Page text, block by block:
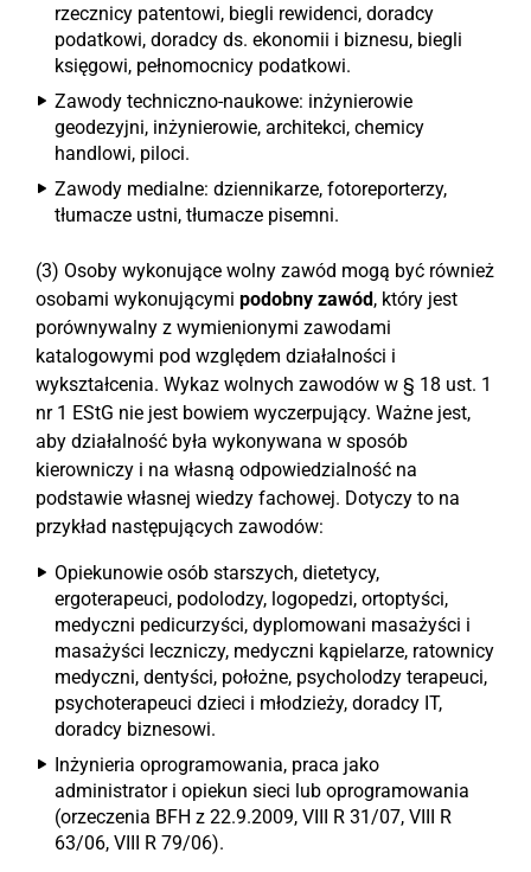
rzecznicy patentowi, biegli rewidenci, doradcy
podatkowi, doradcy ds. ekonomii i biznesu, biegli
księgowi, pełnomocnicy podatkowi.
Zawody techniczno-naukowe: inżynierowie
geodezyjni, inżynierowie, architekci, chemicy
handlowi, piloci.
Zawody medialne: dziennikarze, fotoreporterzy,
tłumacze ustni, tłumacze pisemni.
(3) Osoby wykonujące wolny zawód mogą być również
osobami wykonującymi podobny zawód, który jest
porównywalny z wymienionymi zawodami
katalogowymi pod względem działalności i
wykształcenia. Wykaz wolnych zawodów w § 18 ust. 1
nr 1 EStG nie jest bowiem wyczerpujący. Ważne jest,
aby działalność była wykonywana w sposób
kierowniczy i na własną odpowiedzialność na
podstawie własnej wiedzy fachowej. Dotyczy to na
przykład następujących zawodów:
Opiekunowie osób starszych, dietetycy,
ergoterapeuci, podolodzy, logopedzi, ortoptyści,
medyczni pedicurzyści, dyplomowani masażyści i
masażyści leczniczy, medyczni kąpielarze, ratownicy
medyczni, dentyści, położne, psycholodzy terapeuci,
psychoterapeuci dzieci i młodzieży, doradcy IT,
doradcy biznesowi.
Inżynieria oprogramowania, praca jako
administrator i opiekun sieci lub oprogramowania
(orzeczenia BFH z 22.9.2009, VIII R 31/07, VIII R
63/06, VIII R 79/06).